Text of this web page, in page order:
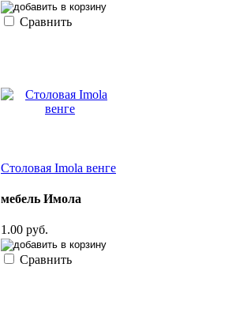
Сравнить
Столовая Imola венге
мебель Имола
1.00 руб.
Сравнить